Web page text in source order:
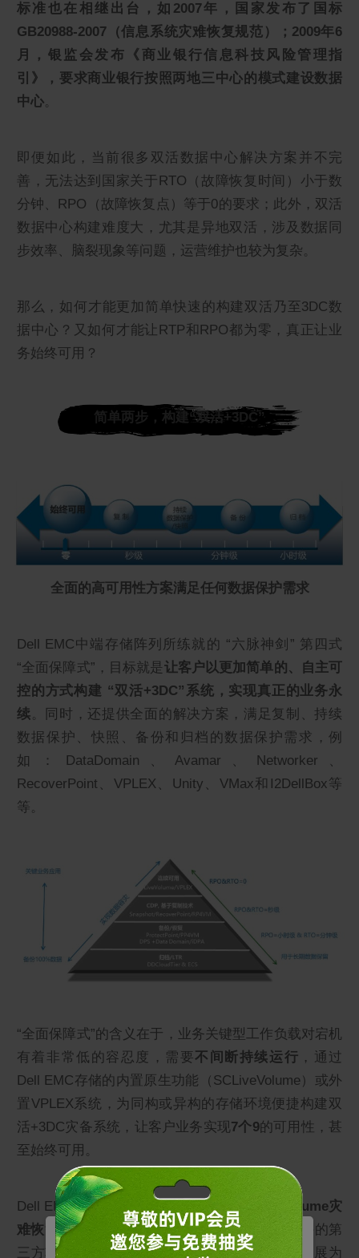
标准也在相继出台，如2007年，国家发布了国标
GB20988-2007（信息系统灾难恢复规范）；2009年6
月，银监会发布《商业银行信息科技风险管理指
引》，要求商业银行按照两地三中心的模式建设数据
中心。
即便如此，当前很多双活数据中心解决方案并不完
善，无法达到国家关于RTO（故障恢复时间）小于数
分钟、RPO（故障恢复点）等于0的要求；此外，双活
数据中心构建难度大，尤其是异地双活，涉及数据同
步效率、脑裂现象等问题，运营维护也较为复杂。
那么，如何才能更加简单快速的构建双活乃至3DC数
据中心？又如何才能让RTP和RPO都为零，真正让业
务始终可用？
简单两步，构建“双活+3DC”
全面的高可用性方案满足任何数据保护需求
Dell EMC中端存储阵列所练就的 “六脉神剑” 第四式
“全面保障式”，目标就是让客户以更加简单的、自主可
控的方式构建 “双活+3DC”系统，实现真正的业务永
续 。同时，还提供全面的解决方案，满足复制、持续
数据保护、快照、备份和归档的数据保护需求，例
如：DataDomain、Avamar、Networker、
RecoverPoint、VPLEX、Unity、VMax和I2DellBox等
等。
“全面保障式”的含义在于，业务关键型工作负载对宕机
有着非常低的容忍度，需要不间断持续运行 ，通过
Dell EMC存储的内置原生功能（SCLiveVolume）或外
置VPLEX系统，为同构或异构的存储环境便捷构建双
活+3DC灾备系统，让客户业务实现7个9的可用性，甚
至始终可用。
Dell EMC SC系列存储阵列更是 内置了Live Volume灾
难恢复/业务连续性解决方案，用户无需安装额外的第
三方软硬件，即可构建双活系统，还能进一步拓展为